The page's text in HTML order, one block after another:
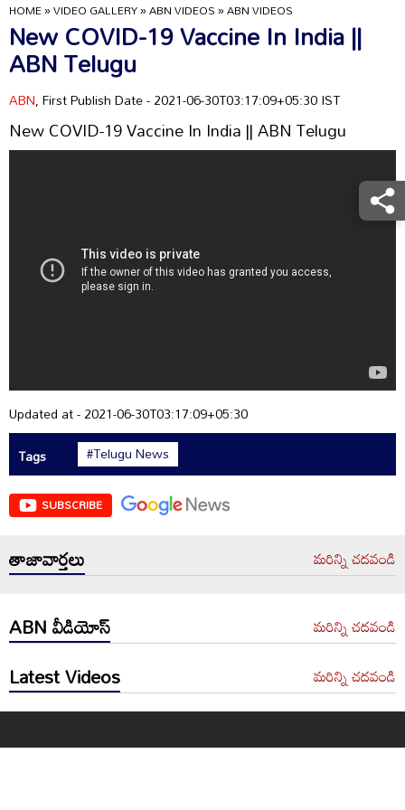
HOME»VIDEO GALLERY»ABN VIDEOS»ABN VIDEOS
New COVID-19 Vaccine In India ||
ABN Telugu
ABN, First Publish Date - 2021-06-30T03:17:09+05:30 IST
New COVID-19 Vaccine In India || ABN Telugu
Updated at - 2021-06-30T03:17:09+05:30
Tags
#Telugu News
SUBSCRIBE
తాజావార్తలు మరిన్ని చదవండి
ABN వీడియోస్ మరిన్ని చదవండి
Latest Videos మరిన్ని చదవండి